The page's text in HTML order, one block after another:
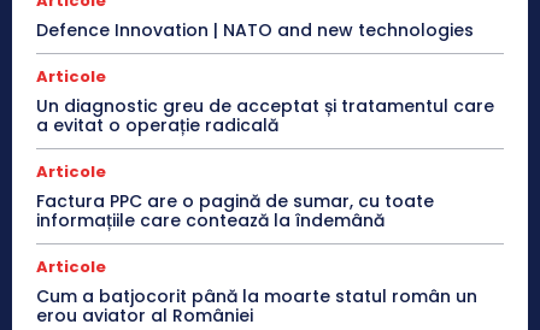
Defence Innovation | NATO and new technologies
Articole
Un diagnostic greu de acceptat și tratamentul care
a evitat o operație radicală
Articole
Factura PPC are o pagină de sumar, cu toate
informațiile care contează la îndemână
Articole
Cum a batjocorit până la moarte statul român un
erou aviator al României